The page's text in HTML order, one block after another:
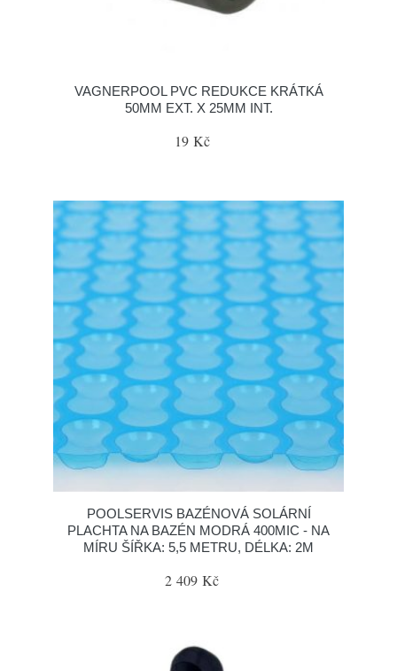
VAGNERPOOL PVC REDUKCE KRÁTKÁ
50MM EXT. X 25MM INT.
19 Kč
POOLSERVIS BAZÉNOVÁ SOLÁRNÍ
PLACHTA NA BAZÉN MODRÁ 400MIC - NA
MÍRU ŠÍŘKA: 5,5 METRU, DÉLKA: 2M
2 409 Kč